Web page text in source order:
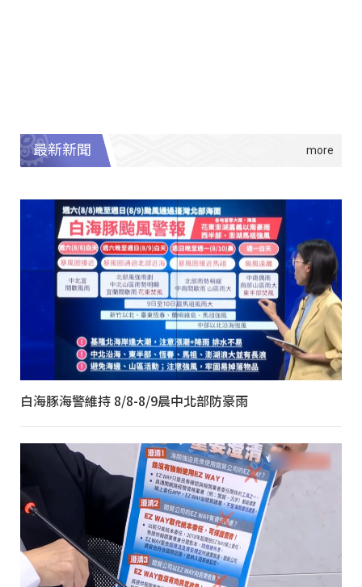
最新新聞
白海豚海警維持 8/8-8/9晨中北部防豪雨